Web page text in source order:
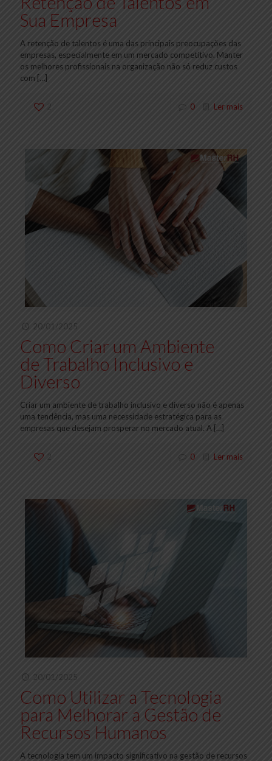
Sua Empresa
A retenção de talentos é uma das principais preocupações das
empresas, especialmente em um mercado competitivo. Manter
os melhores profissionais na organização não só reduz custos
com […]
2 0 Ler mais
20/01/2025
Como Criar um Ambiente
de Trabalho Inclusivo e
Diverso
Criar um ambiente de trabalho inclusivo e diverso não é apenas
uma tendência, mas uma necessidade estratégica para as
empresas que desejam prosperar no mercado atual. A […]
2 0 Ler mais
20/01/2025
Como Utilizar a Tecnologia
para Melhorar a Gestão de
Recursos Humanos
A tecnologia tem um impacto significativo na gestão de recursos